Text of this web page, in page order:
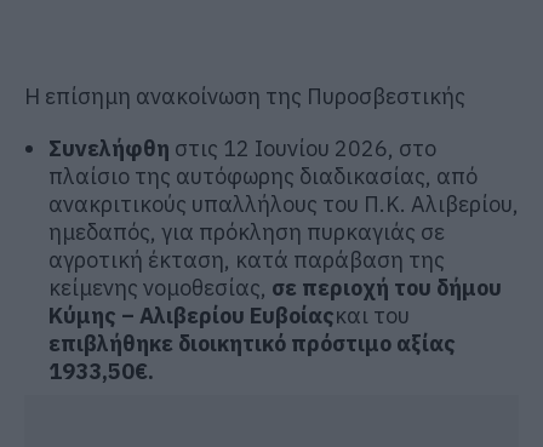
Η επίσημη ανακοίνωση της Πυροσβεστικής
Συνελήφθη στις 12 Ιουνίου 2026, στο
πλαίσιο της αυτόφωρης διαδικασίας, από
ανακριτικούς υπαλλήλους του Π.Κ. Αλιβερίου,
ημεδαπός, για πρόκληση πυρκαγιάς σε
αγροτική έκταση, κατά παράβαση της
κείμενης νομοθεσίας, σε περιοχή του δήμου
Κύμης – Αλιβερίου Ευβοίαςκαι του
επιβλήθηκε διοικητικό πρόστιμο αξίας
1933,50€.